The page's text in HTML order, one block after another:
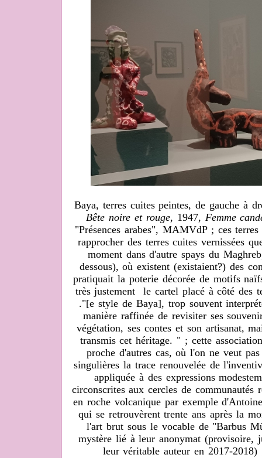
Baya, terres cuites peintes, de gauche à
Bête noire et rouge, 1947, Femme
"Présences arabes", MAMVdP ; ces
rapprocher des terres cuites vernissées
moment dans d'autre spays du
dessous), où existent (existaient?) des
pratiquait la poterie décorée de motifs
très justement le cartel placé à côté des
."[e style de Baya], trop souvent
manière raffinée de revisiter ses
végétation, ses contes et son artisanat,
transmis cet héritage. " ; cette
proche d'autres cas, où l'on ne veut
singulières la trace renouvelée de
appliquée à des expressions
circonscrites aux cercles de communautés
en roche volcanique par exemple
qui se retrouvèrent trente ans après la
l'art brut sous le vocable de "Barbus
mystère lié à leur anonymat (provisoire,
leur véritable auteur en 2017-